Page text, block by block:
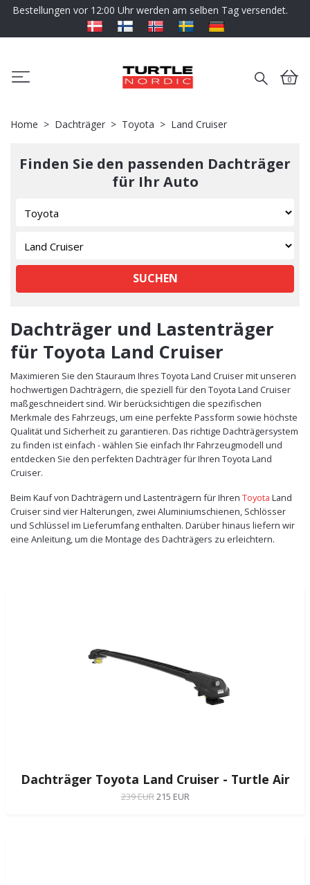
Bestellungen vor 12:00 Uhr werden am selben Tag versendet.
0
Home Dachträger Toyota Land Cruiser
Finden Sie den passenden Dachträger
für Ihr Auto
SUCHEN
Dachträger und Lastenträger
für Toyota Land Cruiser
Maximieren Sie den Stauraum Ihres Toyota Land Cruiser mit unseren
hochwertigen Dachträgern, die speziell für den Toyota Land Cruiser
maßgeschneidert sind. Wir berücksichtigen die spezifischen
Merkmale des Fahrzeugs, um eine perfekte Passform sowie höchste
Qualität und Sicherheit zu garantieren. Das richtige Dachträgersystem
zu finden ist einfach - wählen Sie einfach Ihr Fahrzeugmodell und
entdecken Sie den perfekten Dachträger für Ihren Toyota Land
Cruiser.
Beim Kauf von Dachträgern und Lastenträgern für Ihren Toyota Land
Cruiser sind vier Halterungen, zwei Aluminiumschienen, Schlösser
und Schlüssel im Lieferumfang enthalten. Darüber hinaus liefern wir
eine Anleitung, um die Montage des Dachträgers zu erleichtern.
Dachträger Toyota Land Cruiser - Turtle Air
239 EUR215 EUR